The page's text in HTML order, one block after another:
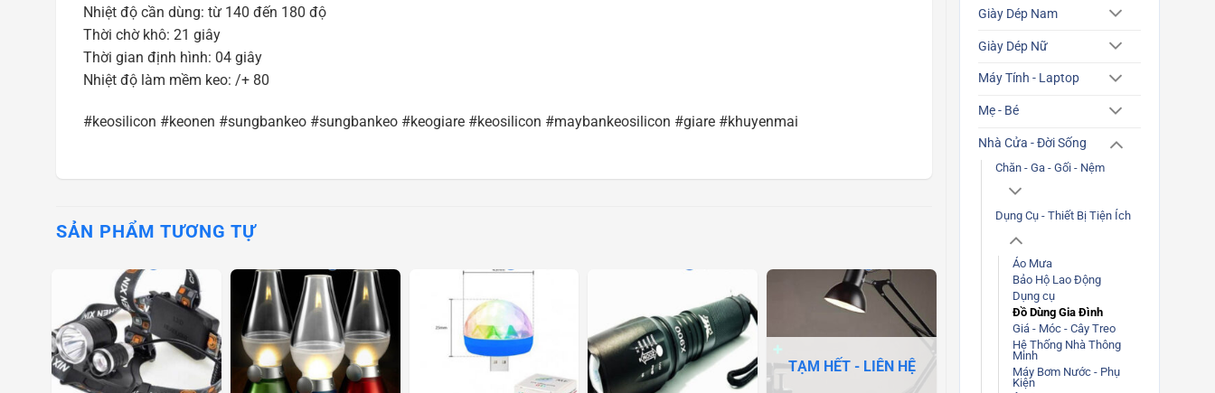
Giày Dép Nam
Giày Dép Nữ
Máy Tính - Laptop
Mẹ - Bé
Nhà Cửa - Đời Sống
Chăn - Ga - Gối - Nệm
Dụng Cụ - Thiết Bị Tiện Ích
Áo Mưa
Bảo Hộ Lao Động
Dụng cụ
Đồ Dùng Gia Đình
Giá - Móc - Cây Treo
Hệ Thống Nhà Thông
Minh
Máy Bơm Nước - Phụ
Kiện
Nhiệt độ cần dùng: từ 140 đến 180 độ
Thời chờ khô: 21 giây
Thời gian định hình: 04 giây
Nhiệt độ làm mềm keo: /+ 80
#keosilicon #keonen #sungbankeo #sungbankeo #keogiare #keosilicon #maybankeosilicon #giare #khuyenmai
SẢN PHẨM TƯƠNG TỰ
TẠM HẾT - LIÊN HỆ